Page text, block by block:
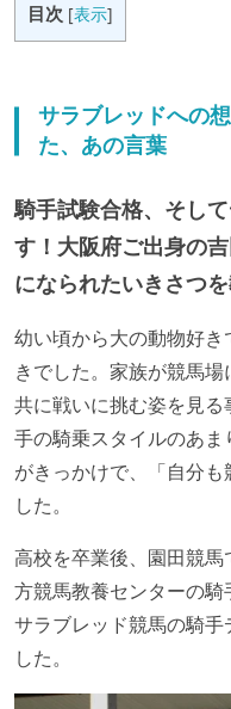
目次 [表示]
サラブレッドへの
た、あの言葉
騎手試験合格、そし
す！大阪府ご出身の
になられたいきさつを
幼い頃から大の動物好
きでした。家族が競馬
共に戦いに挑む姿を見
手の騎乗スタイルのあ
がきっかけで、「自分
した。
高校を卒業後、園田競
方競馬教養センターの騎
サラブレッド競馬の騎
した。